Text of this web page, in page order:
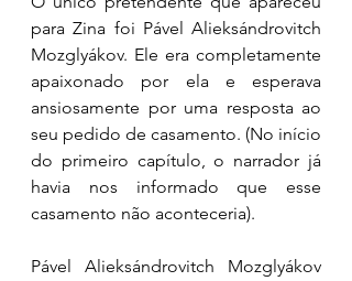
para Zina foi Pável Alieksándrovitch
Mozglyákov. Ele era completamente
apaixonado por ela e esperava
ansiosamente por uma resposta ao
seu pedido de casamento. (No início
do primeiro capítulo, o narrador já
havia nos informado que esse
casamento não aconteceria).
Pável Alieksándrovitch Mozglyákov